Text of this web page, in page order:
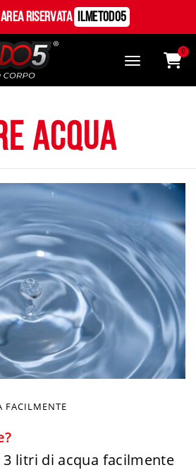
Riservata ILMetodo5
0
acqua
FACILMENTE
3 litri di acqua facilmente